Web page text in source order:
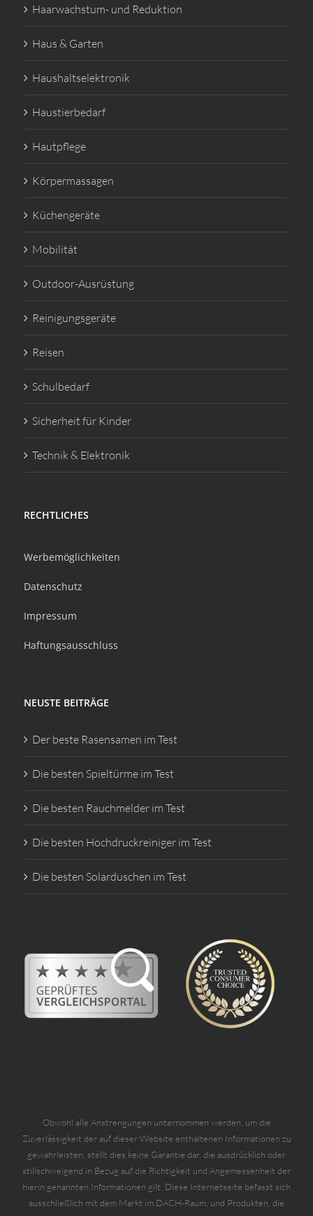
Haarwachstum- und Reduktion
Haus & Garten
Haushaltselektronik
Haustierbedarf
Hautpflege
Körpermassagen
Küchengeräte
Mobilität
Outdoor-Ausrüstung
Reinigungsgeräte
Reisen
Schulbedarf
Sicherheit für Kinder
Technik & Elektronik
RECHTLICHES
Werbemöglichkeiten
Datenschutz
Impressum
Haftungsausschluss
NEUSTE BEITRÄGE
Der beste Rasensamen im Test
Die besten Spieltürme im Test
Die besten Rauchmelder im Test
Die besten Hochdruckreiniger im Test
Die besten Solarduschen im Test
Obwohl alle Anstrengungen unternommen werden, um die
Zuverlässigkeit der auf dieser Website enthaltenen Informationen zu
gewährleisten, stellt dies keine Garantie dar, die ausdrücklich oder
stillschweigend in Bezug auf die Richtigkeit und Angemessenheit der
hierin genannten Informationen gilt. Diese Internetseite befasst sich
ausschließlich mit dem Markt im DACH-Raum, und Produkten, die